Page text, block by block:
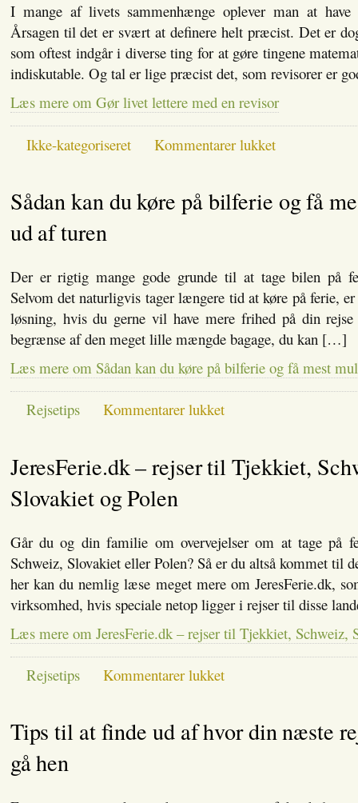
samme
tid
I mange af livets sammenhænge oplever man at
Årsagen til det er svært at definere helt præcist. Det er
som oftest indgår i diverse ting for at gøre tingene
indiskutable. Og tal er lige præcist det, som revisorer er
Læs mere om Gør livet lettere med en revisor
Ikke-kategoriseret Kommentarer lukkettil
Gør
en
Sådan kan du køre på bilferie og få
ud af turen
Der er rigtig mange gode grunde til at tage bilen på
Selvom det naturligvis tager længere tid at køre på ferie, er
løsning, hvis du gerne vil have mere frihed på din
begrænse af den meget lille mængde bagage, du kan […]
Læs mere om Sådan kan du køre på bilferie og få mest
Rejsetips Kommentarer lukkettil
Sådan
køre
på
muligt
af
turen
JeresFerie.dk – rejser til Tjekkiet,
Slovakiet og Polen
Går du og din familie om overvejelser om at tage på
Schweiz, Slovakiet eller Polen? Så er du altså kommet til
her kan du nemlig læse meget mere om JeresFerie.dk,
virksomhed, hvis speciale netop ligger i rejser til disse
Læs mere om JeresFerie.dk – rejser til Tjekkiet, Schweiz,
Rejsetips Kommentarer lukkettil
JeresFerie.dk
Tjekkiet,
Tips til at finde ud af hvor din næste
gå hen